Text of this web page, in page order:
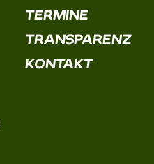
TERMINE
TRANSPARENZ
KONTAKT